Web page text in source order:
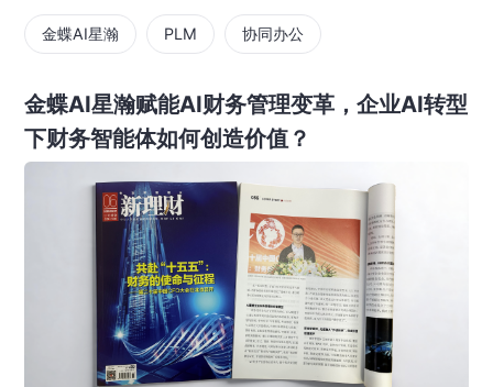
金蝶AI星瀚 PLM 协同办公
金蝶AI星瀚赋能AI财务管理变革，企业AI转型
下财务智能体如何创造价值？